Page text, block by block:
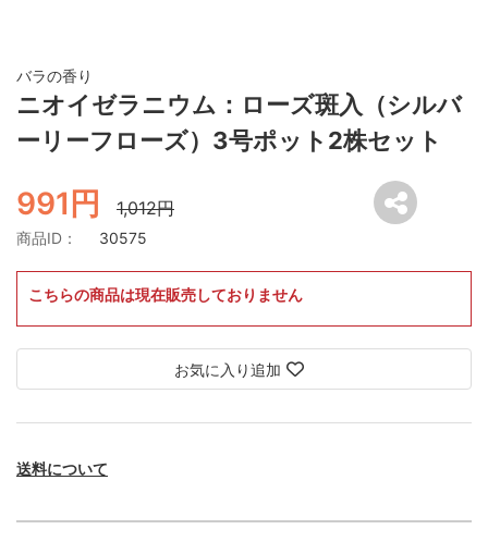
バラの香り
ニオイゼラニウム：ローズ斑入（シルバ
ーリーフローズ）3号ポット2株セット
991円 1,012円
商品ID： 30575
こちらの商品は現在販売しておりません
お気に入り追加
送料について